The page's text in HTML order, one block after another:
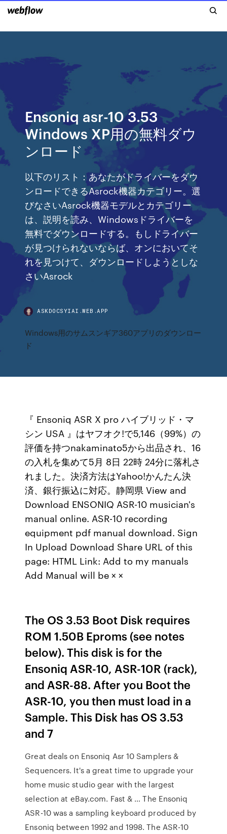
Ensoniq asr-10 3.53
Windows XP用の無料ダウ
ンロード
以下のリスト：あなたがドライバーをダウ
ンロードできるAsrock機器カテゴリー。選
びなさいAsrock機器モデルとカテゴリー
は、説明を読み、Windowsドライバーを
無料でダウンロードする。もしドライバー
が見つけられないならば、オンにおいてそ
れを見つけて、ダウンロードしようとしな
さいAsrock
ASKDOCSYIAI.WEB.APP
Windows用のサムスンギア360アプリのダウンロー
ド
『 Ensoniq ASR X pro ハイブリッド・マ
シン USA 』はヤフオク!で5,146（99%）の
評価を持つnakaminato5から出品され、16
の入札を集めて5月 8日 22時 24分に落札さ
れました。決済方法はYahoo!かんたん決
済、銀行振込に対応。静岡県 View and
Download ENSONIQ ASR-10 musician's
manual online. ASR-10 recording
equipment pdf manual download. Sign
In Upload Download Share URL of this
page: HTML Link: Add to my manuals
Add Manual will be × ×
The OS 3.53 Boot Disk requires
ROM 1.50B Eproms (see notes
below). This disk is for the
Ensoniq ASR-10, ASR-10R (rack),
and ASR-88. After you Boot the
ASR-10, you then must load in a
Sample. This Disk has OS 3.53
and 7
Great deals on Ensoniq Asr 10 Samplers &
Sequencers. It's a great time to upgrade your
home music studio gear with the largest
selection at eBay.com. Fast & … The Ensoniq
ASR-10 was a sampling keyboard produced by
Ensoniq between 1992 and 1998. The ASR-10